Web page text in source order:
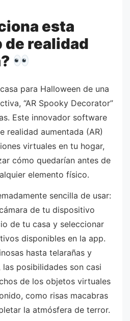
esta
de realidad
para Halloween de una
“AR Spooky Decorator”
Este innovador software
realidad aumentada (AR)
virtuales en tu hogar,
cómo quedarían antes de
elemento físico.
sencilla de usar:
de tu dispositivo
de tu casa y seleccionar
disponibles en la app.
hasta telarañas y
posibilidades son casi
de los objetos virtuales
como risas macabras
la atmósfera de terror.